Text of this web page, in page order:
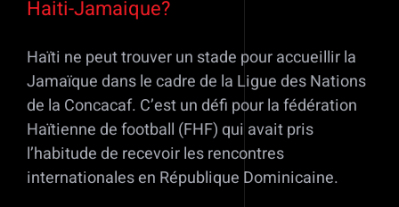
Haiti-Jamaique?
Haïti ne peut trouver un stade pour accueillir la
Jamaïque dans le cadre de la Ligue des Nations
de la Concacaf. C’est un défi pour la fédération
Haïtienne de football (FHF) qui avait pris
l’habitude de recevoir les rencontres
internationales en République Dominicaine.